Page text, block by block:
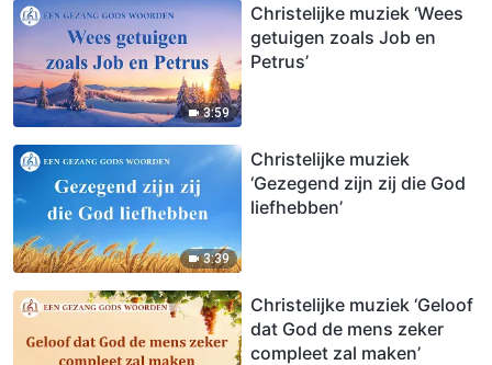
3:59
Christelijke muziek ‘Wees
getuigen zoals Job en
Petrus’
3:39
Christelijke muziek
‘Gezegend zijn zij die God
liefhebben’
Christelijke muziek ‘Geloof
dat God de mens zeker
compleet zal maken’